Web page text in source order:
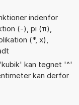
indenfor
(-), pi (π),
(*, x),
kan tegnet '^'
kan derfor